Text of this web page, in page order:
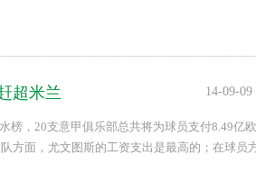
14-09-09
超米兰
榜，20支意甲俱乐部总共将为球员支付8.49亿欧
方面，尤文图斯的工资支出是最高的；在球员